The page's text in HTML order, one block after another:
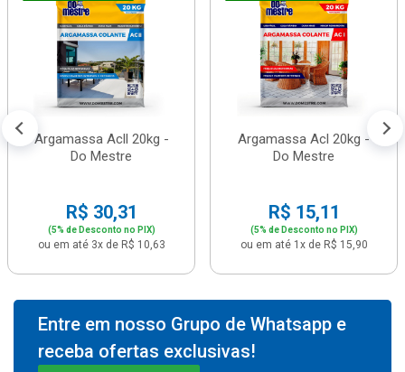
Argamassa Acll 20kg -
Do Mestre
R$ 30,31
(5% de Desconto no PIX)
ou em até 3x de R$ 10,63
Argamassa Acl 20kg -
Do Mestre
R$ 15,11
(5% de Desconto no PIX)
ou em até 1x de R$ 15,90
Entre em nosso Grupo de Whatsapp e
receba ofertas exclusivas!